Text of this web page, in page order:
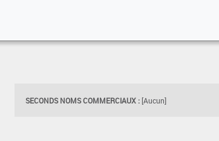
SECONDS NOMS COMMERCIAUX : [Aucun]